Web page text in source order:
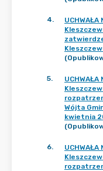
4.
5.
Wójta
kwietnia
6.